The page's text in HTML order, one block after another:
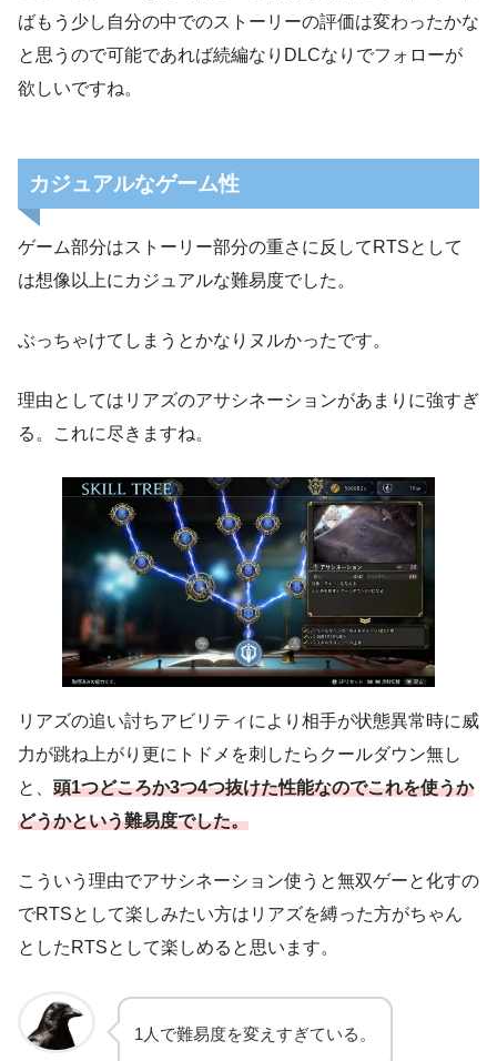
ばもう少し自分の中でのストーリーの評価は変わったかな
と思うので可能であれば続編なりDLCなりでフォローが
欲しいですね。
カジュアルなゲーム性
ゲーム部分はストーリー部分の重さに反してRTSとして
は想像以上にカジュアルな難易度でした。
ぶっちゃけてしまうとかなりヌルかったです。
理由としてはリアズのアサシネーションがあまりに強すぎ
る。これに尽きますね。
リアズの追い討ちアビリティにより相手が状態異常時に威
力が跳ね上がり更にトドメを刺したらクールダウン無し
と、 頭1つどころか3つ4つ抜けた性能なのでこれを使うか
どうかという難易度でした。
こういう理由でアサシネーション使うと無双ゲーと化すの
でRTSとして楽しみたい方はリアズを縛った方がちゃん
としたRTSとして楽しめると思います。
1人で難易度を変えすぎている。